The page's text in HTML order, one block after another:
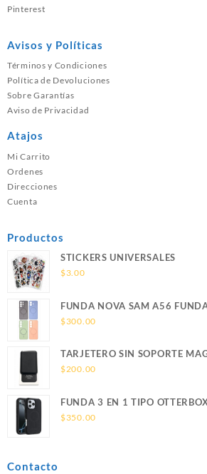
Pinterest
Avisos y Políticas
Términos y Condiciones
Política de Devoluciones
Sobre Garantías
Aviso de Privacidad
Atajos
Mi Carrito
Ordenes
Direcciones
Cuenta
Productos
STICKERS UNIVERSALES
$3.00
FUNDA NOVA SAM A56
SOPORTE MAGNETICO
$300.00
TARJETERO SIN SOPORTE
LEATHER WALLET MAGSAFE
$200.00
FUNDA 3 EN 1 TIPO
S26 ULTRA SAMSUNG S26
$350.00
Contacto